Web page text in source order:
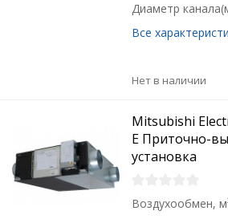
Диаметр
Все
Нет в наличии
Mitsubishi
E Приточно-
установка
Воздухообмен,